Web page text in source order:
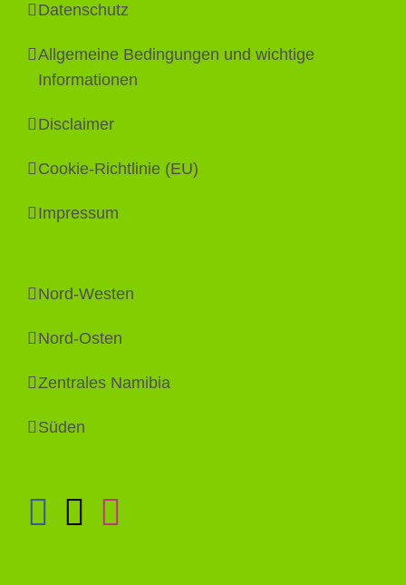
Datenschutz
Allgemeine Bedingungen und wichtige
Informationen
Disclaimer
Cookie-Richtlinie (EU)
Impressum
Nord-Westen
Nord-Osten
Zentrales Namibia
Süden